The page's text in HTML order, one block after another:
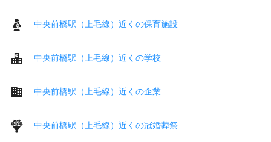
中央前橋駅（上毛線）近くの保育施設
中央前橋駅（上毛線）近くの学校
中央前橋駅（上毛線）近くの企業
中央前橋駅（上毛線）近くの冠婚葬祭